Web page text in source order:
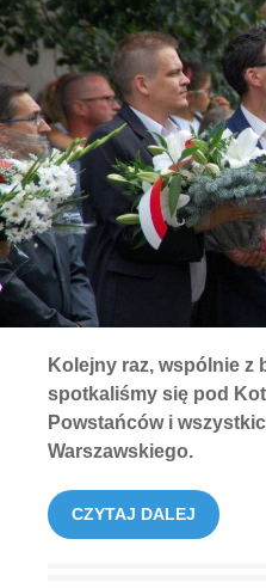
Kolejny raz, wspólnie z
spotkaliśmy się pod
Powstańców i
Warszawskiego.
CZYTAJ DALEJ